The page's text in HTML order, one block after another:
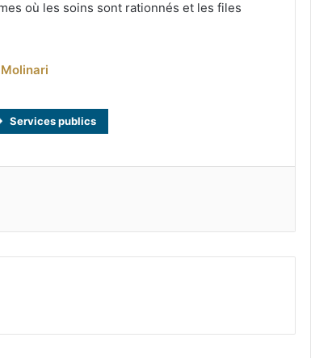
où les soins sont rationnés et les files
Services publics